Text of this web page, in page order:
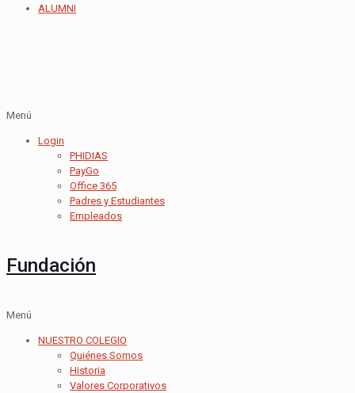
ALUMNI
Menú
Login
PHIDIAS
PayGo
Office 365
Padres y Estudiantes
Empleados
Fundación
Menú
NUESTRO COLEGIO
Quiénes Somos
Historia
Valores Corporativos